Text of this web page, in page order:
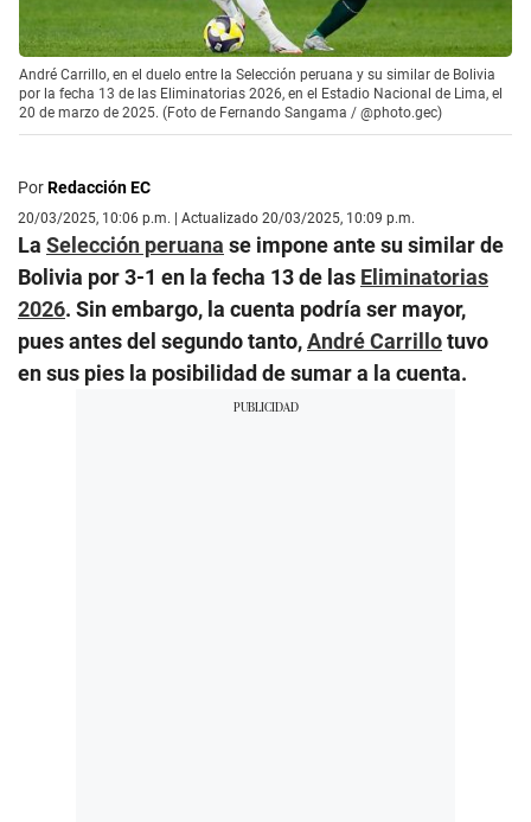
André Carrillo, en el duelo entre la Selección peruana y su similar de Bolivia
por la fecha 13 de las Eliminatorias 2026, en el Estadio Nacional de Lima, el
20 de marzo de 2025. (Foto de Fernando Sangama / @photo.gec)
PorRedacción EC
20/03/2025, 10:06 p.m. | Actualizado 20/03/2025, 10:09 p.m.
La Selección peruana se impone ante su similar de
Bolivia por 3-1 en la fecha 13 de las Eliminatorias
2026. Sin embargo, la cuenta podría ser mayor,
pues antes del segundo tanto,André Carrillotuvo
en sus pies la posibilidad de sumar a la cuenta.